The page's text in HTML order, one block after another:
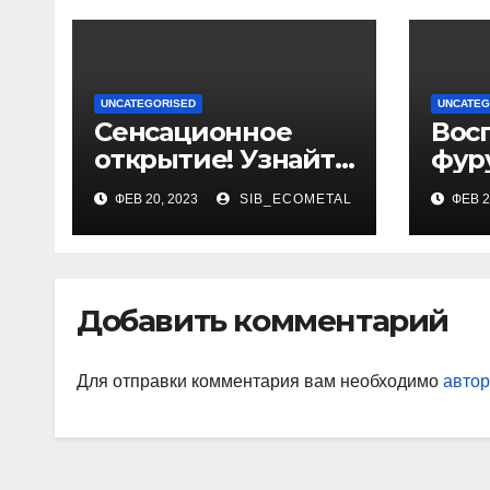
UNCATEGORISED
Сенсационное
открытие! Узнайте
подробности из
биографии и
уникальные
политолога
Александра
ФЕВ 20, 2023 SIB_ECOMETAL ФЕВ
Добавить комментарий
Для отправки комментария вам необходимо